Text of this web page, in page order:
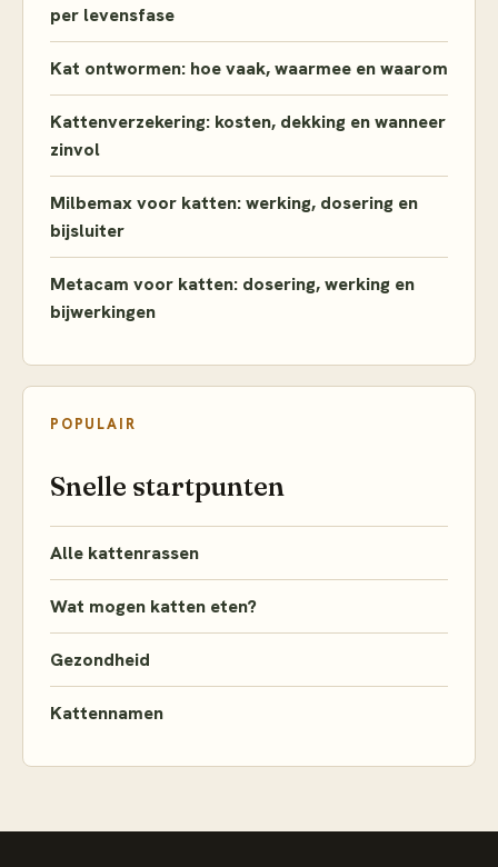
per levensfase
Kat ontwormen: hoe vaak, waarmee en waarom
Kattenverzekering: kosten, dekking en wanneer
zinvol
Milbemax voor katten: werking, dosering en
bijsluiter
Metacam voor katten: dosering, werking en
bijwerkingen
POPULAIR
Snelle startpunten
Alle kattenrassen
Wat mogen katten eten?
Gezondheid
Kattennamen